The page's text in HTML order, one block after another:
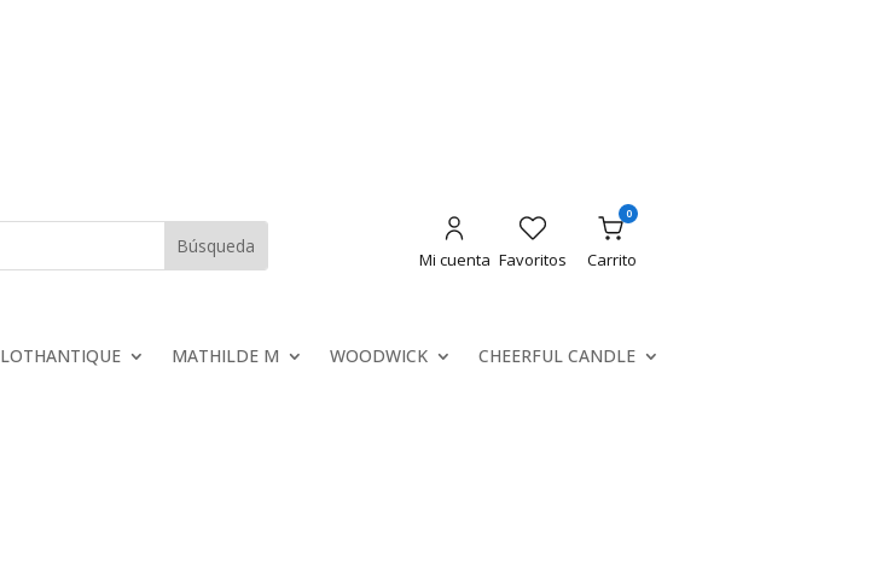
Mi cuenta Favoritos
0
Carrito
LOTHANTIQUE MATHILDE M WOODWICK
CHEERFUL CANDLE